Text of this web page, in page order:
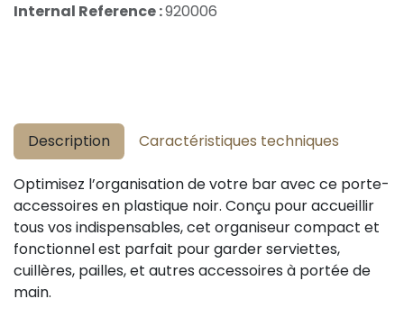
Internal Reference :920006
Description Caractéristiques techniques
Optimisez l’organisation de votre bar avec ce porte-
accessoires en plastique noir. Conçu pour accueillir
tous vos indispensables, cet organiseur compact et
fonctionnel est parfait pour garder serviettes,
cuillères, pailles, et autres accessoires à portée de
main.